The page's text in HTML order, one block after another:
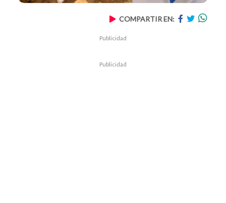
COMPARTIR EN:
Publicidad
Publicidad